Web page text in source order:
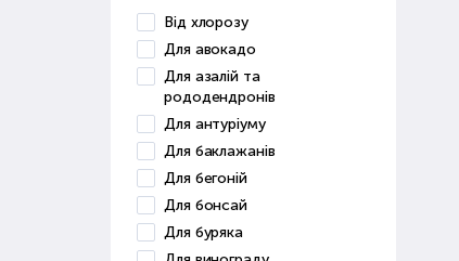
Від хлорозу
Для авокадо
Для азалій та
рододендронів
Для антуріуму
Для баклажанів
Для бегоній
Для бонсай
Для буряка